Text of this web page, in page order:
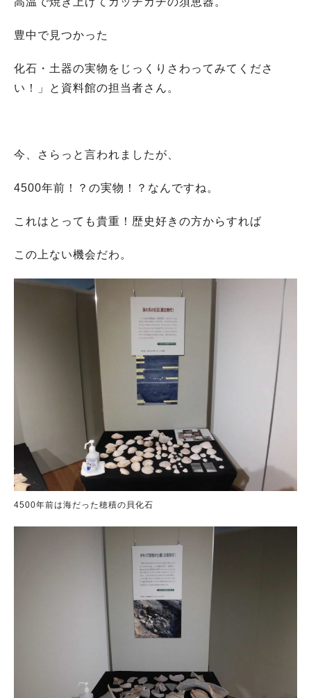
豊中で見つかった
化石・土器の実物をじっくりさわってみてくださ
い！」と資料館の担当者さん。
今、さらっと言われましたが、
4500年前！？の実物！？なんですね。
これはとっても貴重！歴史好きの方からすれば
この上ない機会だわ。
4500年前は海だった穂積の貝化石